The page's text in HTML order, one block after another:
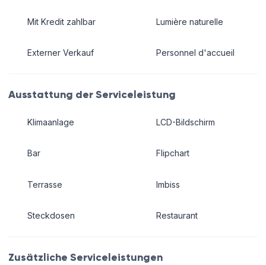
Mit Kredit zahlbar
Externer Verkauf
Lumière naturelle
Personnel d'accueil
Ausstattung der Serviceleistung
Klimaanlage
Bar
Terrasse
Steckdosen
LCD-Bildschirm
Flipchart
Imbiss
Restaurant
Zusätzliche Serviceleistungen